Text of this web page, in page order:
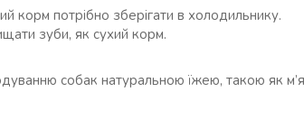
корм потрібно зберігати в холодильнику.
зуби, як сухий корм.
собак натуральною їжею, такою як